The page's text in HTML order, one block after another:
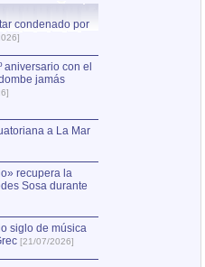
condenado por
aniversario con el
jamás
a La Mar
recupera la
Sosa durante
siglo de música
[21/07/2026]